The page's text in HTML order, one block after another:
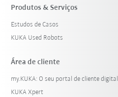
Resetar filtro
Produtos & Serviços
Estudos de Casos
KUKA Used Robots
Área de cliente
my.KUKA: O seu portal de cliente digital
KUKA Xpert